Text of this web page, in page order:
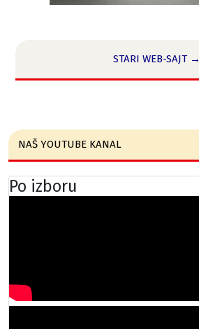
STARI WEB-SAJT →
NAŠ YOUTUBE KANAL
Po izboru